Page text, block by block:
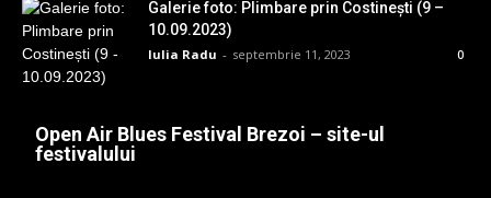
Galerie foto: Plimbare prin Costinești (9 –
10.09.2023)
Iulia Radu - septembrie 11, 2023 0
Open Air Blues Festival Brezoi – site-ul
festivalului